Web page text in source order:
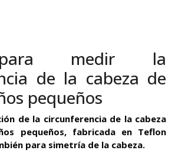
medir la
de la cabeza de
pequeños
de la circunferencia de la cabeza
pequeños, fabricada en Teflon
para simetría de la cabeza.